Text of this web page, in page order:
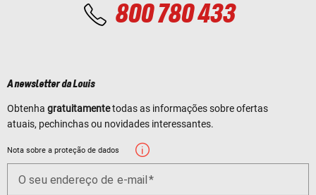
800 780 433
A newsletter da Louis
Obtenha gratuitamentetodas as informações sobre ofertas
atuais, pechinchas ou novidades interessantes.
Nota sobre a proteção de dados
O seu endereço de e-mail